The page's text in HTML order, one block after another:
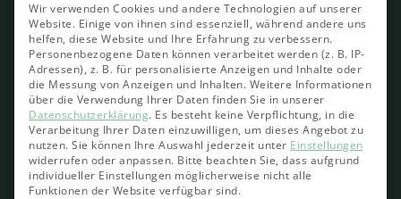
Wir verwenden Cookies und andere Technologien auf unserer
Website. Einige von ihnen sind essenziell, während andere uns
helfen, diese Website und Ihre Erfahrung zu verbessern.
Personenbezogene Daten können verarbeitet werden (z. B. IP-
Adressen), z. B. für personalisierte Anzeigen und Inhalte oder
die Messung von Anzeigen und Inhalten. Weitere Informationen
über die Verwendung Ihrer Daten finden Sie in unserer
Datenschutzerklärung. Es besteht keine Verpflichtung, in die
Verarbeitung Ihrer Daten einzuwilligen, um dieses Angebot zu
nutzen. Sie können Ihre Auswahl jederzeit unter Einstellungen
widerrufen oder anpassen. Bitte beachten Sie, dass aufgrund
individueller Einstellungen möglicherweise nicht alle
Funktionen der Website verfügbar sind.